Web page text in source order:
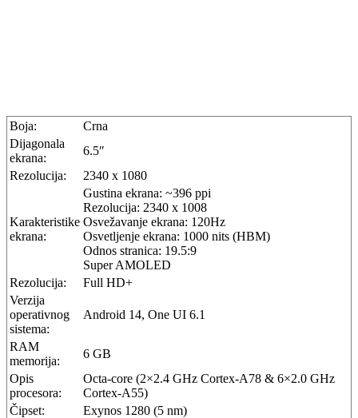
Boja:
Crna
Dijagonala
ekrana:
6.5″
Rezolucija:
2340 x 1080
Karakteristike
ekrana:
Gustina ekrana: ~396 ppi
Rezolucija: 2340 x 1008
Osvežavanje ekrana: 120Hz
Osvetljenje ekrana: 1000 nits (HBM)
Odnos stranica: 19.5:9
Super AMOLED
Rezolucija:
Full HD+
Verzija
operativnog
sistema:
Android 14, One UI 6.1
RAM
memorija:
6 GB
Opis
procesora:
Octa-core (2×2.4 GHz Cortex-A78 & 6×2.0 GHz
Cortex-A55)
Čipset:
Exynos 1280 (5 nm)